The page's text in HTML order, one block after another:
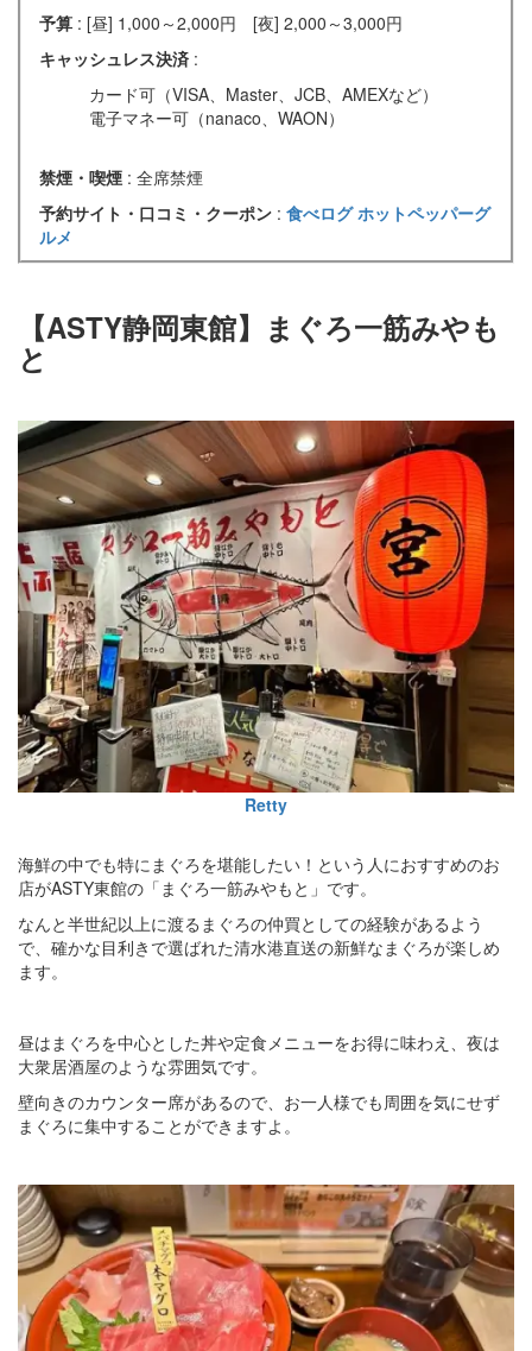
予算 : [昼] 1,000～2,000円 [夜] 2,000～3,000円
キャッシュレス決済 :
カード可（VISA、Master、JCB、AMEXなど）
電子マネー可（nanaco、WAON）
禁煙・喫煙 : 全席禁煙
予約サイト・口コミ・クーポン : 食べログホットペッパーグ
ルメ
【ASTY静岡東館】まぐろ一筋みやも
と
Retty
海鮮の中でも特にまぐろを堪能したい！という人におすすめのお
店がASTY東館の「まぐろ一筋みやもと」です。
なんと半世紀以上に渡るまぐろの仲買としての経験があるよう
で、確かな目利きで選ばれた清水港直送の新鮮なまぐろが楽しめ
ます。
昼はまぐろを中心とした丼や定食メニューをお得に味わえ、夜は
大衆居酒屋のような雰囲気です。
壁向きのカウンター席があるので、お一人様でも周囲を気にせず
まぐろに集中することができますよ。